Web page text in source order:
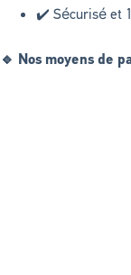
✔️ Sécurisé et
🔹 Nos moyens de